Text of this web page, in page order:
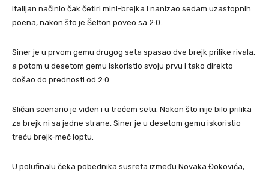
Italijan načinio čak četiri mini-brejka i nanizao sedam uzastopnih
poena, nakon što je Šelton poveo sa 2:0.
Siner je u prvom gemu drugog seta spasao dve brejk prilike rivala,
a potom u desetom gemu iskoristio svoju prvu i tako direkto
došao do prednosti od 2:0.
Sličan scenario je viđen i u trećem setu. Nakon što nije bilo prilika
za brejk ni sa jedne strane, Siner je u desetom gemu iskoristio
treću brejk-meč loptu.
U polufinalu čeka pobednika susreta između Novaka Đokovića,